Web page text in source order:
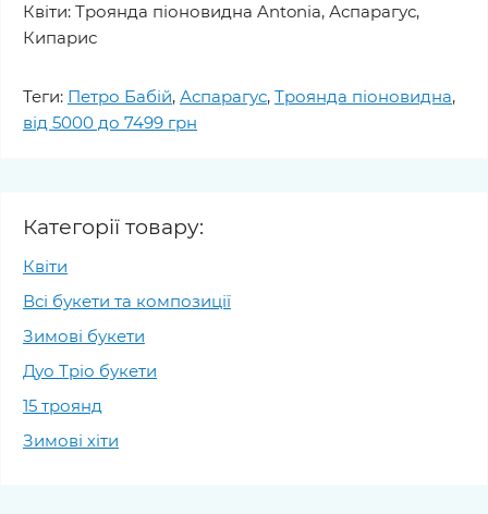
Квіти: Троянда піоновидна Antonia, Аспарагус,
Кипарис
Теги: Петро Бабій, Аспарагус, Троянда піоновидна,
від 5000 до 7499 грн
Категорії товару:
Квіти
Всі букети та композиції
Зимові букети
Дуо Тріо букети
15 троянд
Зимові хіти